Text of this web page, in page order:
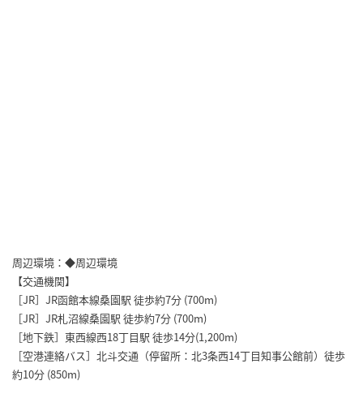
周辺環境：◆周辺環境
【交通機関】
［JR］JR函館本線桑園駅 徒歩約7分 (700m)
［JR］JR札沼線桑園駅 徒歩約7分 (700m)
［地下鉄］東西線西18丁目駅 徒歩14分(1,200m)
［空港連絡バス］北斗交通（停留所：北3条西14丁目知事公館前）徒歩
約10分 (850m)